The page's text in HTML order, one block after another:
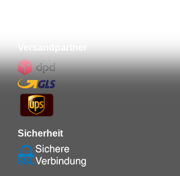
Versandpartner
Sicherheit